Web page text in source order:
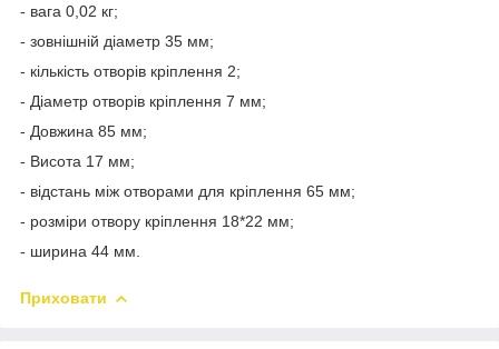
- вага 0,02 кг;
- зовнішній діаметр 35 мм;
- кількість отворів кріплення 2;
- Діаметр отворів кріплення 7 мм;
- Довжина 85 мм;
- Висота 17 мм;
- відстань між отворами для кріплення 65 мм;
- розміри отвору кріплення 18*22 мм;
- ширина 44 мм.
Приховати